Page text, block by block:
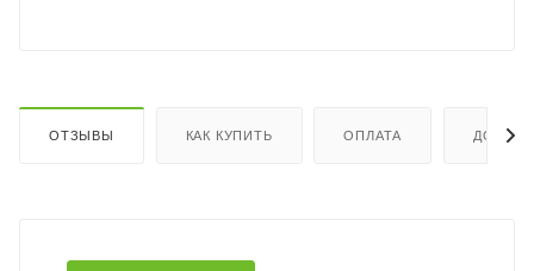
ОТЗЫВЫ КАК КУПИТЬ ОПЛАТА